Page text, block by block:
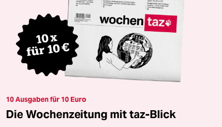
10 Ausgaben für 10 Euro
Die Wochenzeitung mit taz-Blick